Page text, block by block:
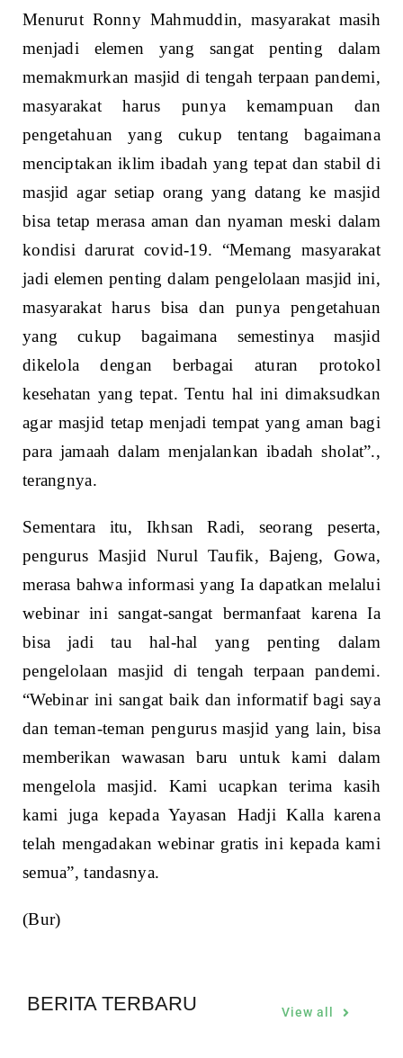
Menurut Ronny Mahmuddin, masyarakat masih
menjadi elemen yang sangat penting dalam
memakmurkan masjid di tengah terpaan pandemi,
masyarakat harus punya kemampuan dan
pengetahuan yang cukup tentang bagaimana
menciptakan iklim ibadah yang tepat dan stabil di
masjid agar setiap orang yang datang ke masjid
bisa tetap merasa aman dan nyaman meski dalam
kondisi darurat covid-19. “Memang masyarakat
jadi elemen penting dalam pengelolaan masjid ini,
masyarakat harus bisa dan punya pengetahuan
yang cukup bagaimana semestinya masjid
dikelola dengan berbagai aturan protokol
kesehatan yang tepat. Tentu hal ini dimaksudkan
agar masjid tetap menjadi tempat yang aman bagi
para jamaah dalam menjalankan ibadah sholat”.,
terangnya.
Sementara itu, Ikhsan Radi, seorang peserta,
pengurus Masjid Nurul Taufik, Bajeng, Gowa,
merasa bahwa informasi yang Ia dapatkan melalui
webinar ini sangat-sangat bermanfaat karena Ia
bisa jadi tau hal-hal yang penting dalam
pengelolaan masjid di tengah terpaan pandemi.
“Webinar ini sangat baik dan informatif bagi saya
dan teman-teman pengurus masjid yang lain, bisa
memberikan wawasan baru untuk kami dalam
mengelola masjid. Kami ucapkan terima kasih
kami juga kepada Yayasan Hadji Kalla karena
telah mengadakan webinar gratis ini kepada kami
semua”, tandasnya.
(Bur)
BERITA TERBARU View all